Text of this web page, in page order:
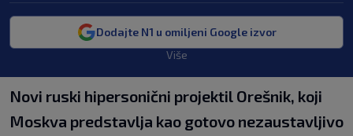
Dodajte N1 u omiljeni Google izvor
Više
Novi ruski hipersonični projektil Orešnik, koji
Moskva predstavlja kao gotovo nezaustavljivo